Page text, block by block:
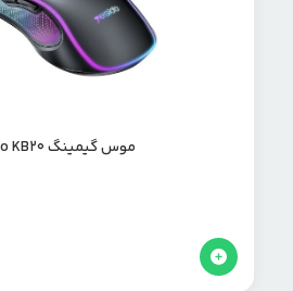
موس گیمینگ Yesido KB20